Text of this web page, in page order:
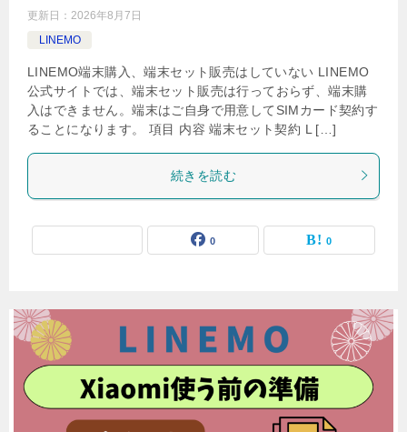
更新日： 2026年8月7日
LINEMO
LINEMO端末購入、端末セット販売はしていない LINEMO
公式サイトでは、端末セット販売は行っておらず、端末購
入はできません。端末はご自身で用意してSIMカード契約す
ることになります。 項目 内容 端末セット契約 L […]
続きを読む
0 0